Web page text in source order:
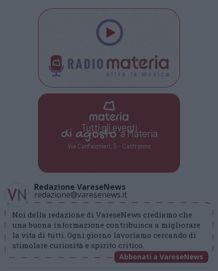
Tutti gli eventi
di agostoa Materia
Via Confalonieri, 5 - Castronno
Redazione VareseNews
redazione@varesenews.it
Noi della redazione di VareseNews crediamo che
una buona informazione contribuisca a migliorare
la vita di tutti. Ogni giorno lavoriamo cercando di
stimolare curiosità e spirito critico.
Abbonati a VareseNews